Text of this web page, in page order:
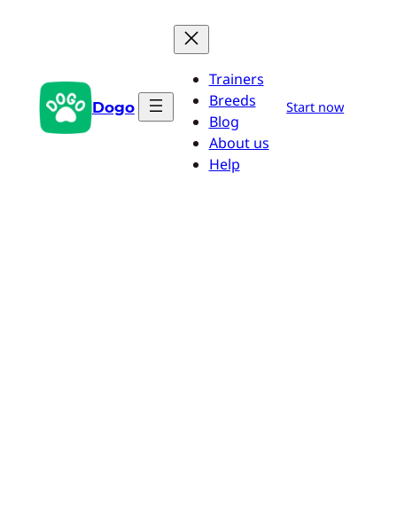
Dogo
Trainers
Breeds
Blog
About us
Help
Start now